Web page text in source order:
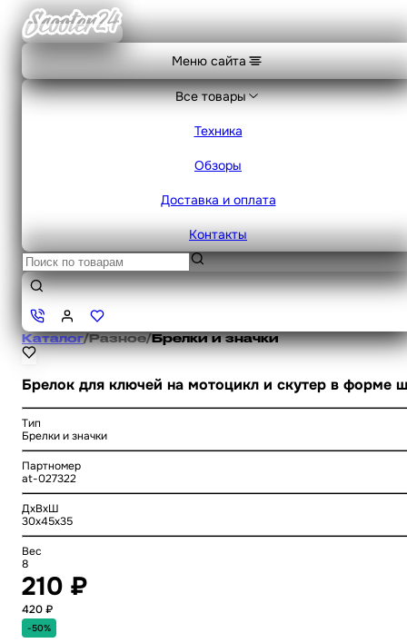
Меню сайта
Все товары
Техника
Обзоры
Доставка и оплата
Контакты
Каталог/Разное/Брелки и значки
Брелок для ключей на мотоцикл и скутер в форме
Тип
Брелки и значки
Партномер
at-027322
ДхВхШ
30x45x35
Вес
8
210 ₽
420 ₽
-50%